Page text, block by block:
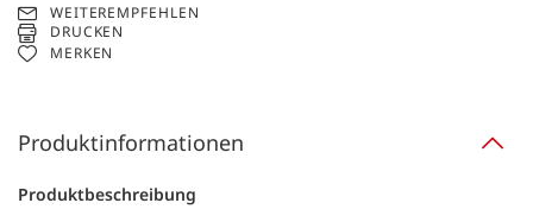
WEITEREMPFEHLEN
DRUCKEN
MERKEN
Produktinformationen
Produktbeschreibung